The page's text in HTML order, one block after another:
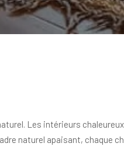
Les intérieurs
naturel apaisant, chaque